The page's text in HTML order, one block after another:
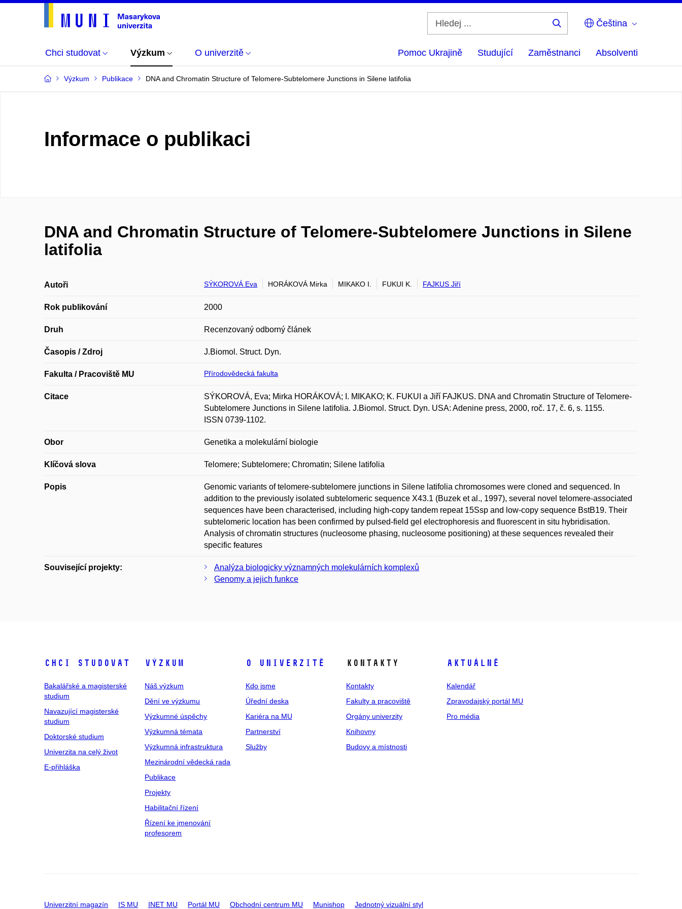
Čeština
Chci studovat Výzkum O univerzitě Pomoc Ukrajině Studující Zaměstnanci Absolventi
Výzkum Publikace DNA and Chromatin Structure of Telomere-Subtelomere Junctions in Silene latifolia
Informace o publikaci
DNA and Chromatin Structure of Telomere-Subtelomere Junctions in Silene
latifolia
Autoři SÝKOROVÁ Eva HORÁKOVÁ Mirka MIKAKO I. FUKUI K. FAJKUS Jiří
Rok publikování 2000
Druh Recenzovaný odborný článek
Časopis / Zdroj J.Biomol. Struct. Dyn.
Fakulta / Pracoviště MU Přírodovědecká fakulta
Citace
SÝKOROVÁ, Eva; Mirka HORÁKOVÁ; I. MIKAKO; K. FUKUI a Jiří FAJKUS. DNA and Chromatin Structure of Telomere-
Subtelomere Junctions in Silene latifolia. J.Biomol. Struct. Dyn. USA: Adenine press, 2000, roč. 17, č. 6, s. 1155.
ISSN 0739-1102.
Obor Genetika a molekulární biologie
Klíčová slova Telomere; Subtelomere; Chromatin; Silene latifolia
Popis
Genomic variants of telomere-subtelomere junctions in Silene latifolia chromosomes were cloned and sequenced. In
addition to the previously isolated subtelomeric sequence X43.1 (Buzek et al., 1997), several novel telomere-associated
sequences have been characterised, including high-copy tandem repeat 15Ssp and low-copy sequence BstB19. Their
subtelomeric location has been confirmed by pulsed-field gel electrophoresis and fluorescent in situ hybridisation.
Analysis of chromatin structures (nucleosome phasing, nucleosome positioning) at these sequences revealed their
specific features
Související projekty:
Analýza biologicky významných molekulárních komplexů
Genomy a jejich funkce
Chci studovat
Bakalářské a magisterské
studium
Navazující magisterské
studium
Doktorské studium
Univerzita na celý život
E-přihláška
Výzkum
Náš výzkum
Dění ve výzkumu
Výzkumné úspěchy
Výzkumná témata
Výzkumná infrastruktura
Mezinárodní vědecká rada
Publikace
Projekty
Habilitační řízení
Řízení ke jmenování
profesorem
O univerzitě
Kdo jsme
Úřední deska
Kariéra na MU
Partnerství
Služby
Kontakty
Kontakty
Fakulty a pracoviště
Orgány univerzity
Knihovny
Budovy a místnosti
Aktuálně
Kalendář
Zpravodajský portál MU
Pro média
Univerzitní magazín IS MU INET MU Portál MU Obchodní centrum MU Munishop Jednotný vizuální styl